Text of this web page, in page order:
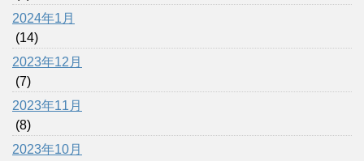
2024年1月
(14)
2023年12月
(7)
2023年11月
(8)
2023年10月